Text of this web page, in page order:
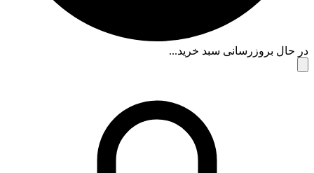
حال بروزرسانی سبد خرید...